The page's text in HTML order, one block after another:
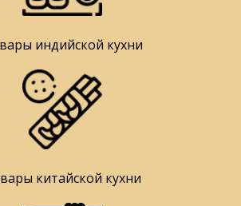
индийской кухни
китайской кухни